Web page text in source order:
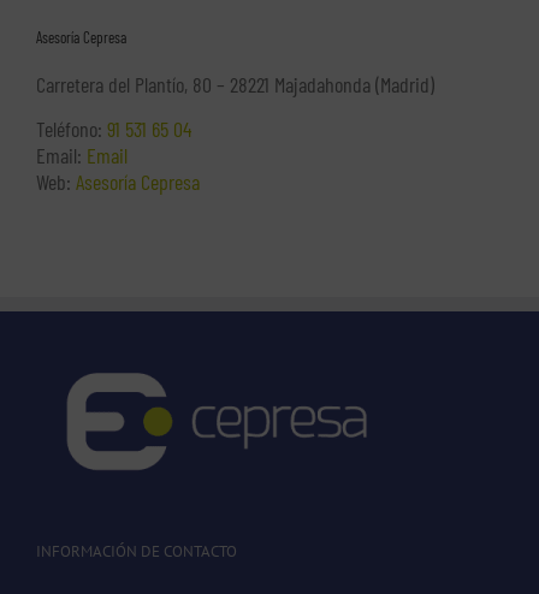
Asesoría Cepresa
Carretera del Plantío, 80 – 28221 Majadahonda (Madrid)
Teléfono: 91 531 65 04
Email: Email
Web: Asesoría Cepresa
INFORMACIÓN DE CONTACTO